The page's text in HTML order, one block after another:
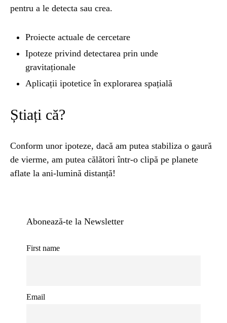
pentru a le detecta sau crea.
Proiecte actuale de cercetare
Ipoteze privind detectarea prin unde
gravitaționale
Aplicații ipotetice în explorarea spațială
Știați că?
Conform unor ipoteze, dacă am putea stabiliza o gaură
de vierme, am putea călători într-o clipă pe planete
aflate la ani-lumină distanță!
Abonează-te la Newsletter
First name
Email